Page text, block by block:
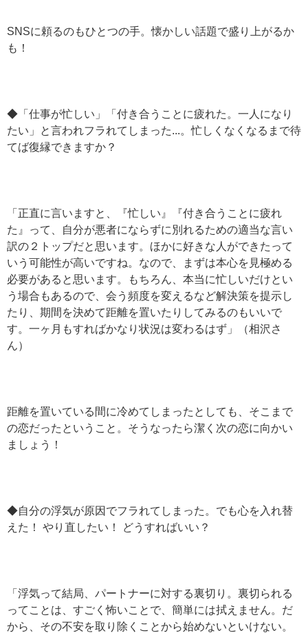
SNSに頼るのもひとつの手。懐かしい話題で盛り上がるか
も！
◆「仕事が忙しい」「付き合うことに疲れた。一人になり
たい」と言われフラれてしまった...。忙しくなくなるまで待
てば復縁できますか？
「正直に言いますと、『忙しい』『付き合うことに疲れ
た』って、自分が悪者にならずに別れるための適当な言い
訳の２トップだと思います。ほかに好きな人ができたって
いう可能性が高いですね。なので、まずは本心を見極める
必要があると思います。もちろん、本当に忙しいだけとい
う場合もあるので、会う頻度を変えるなど解決策を提示し
たり、期間を決めて距離を置いたりしてみるのもいいで
す。一ヶ月もすればかなり状況は変わるはず」（相沢さ
ん）
距離を置いている間に冷めてしまったとしても、そこまで
の恋だったということ。そうなったら潔く次の恋に向かい
ましょう！
◆自分の浮気が原因でフラれてしまった。でも心を入れ替
えた！ やり直したい！ どうすればいい？
「浮気って結局、パートナーに対する裏切り。裏切られる
ってことは、すごく怖いことで、簡単には拭えません。だ
から、その不安を取り除くことから始めないといけない。